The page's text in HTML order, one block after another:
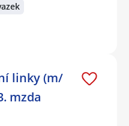
linky (m/
mzda